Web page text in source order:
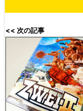
<< 次の記事